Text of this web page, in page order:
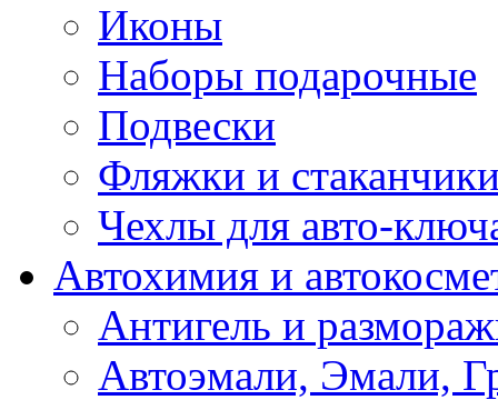
Иконы
Наборы подарочные
Подвески
Фляжки и
Чехлы для авто-
Автохимия и
Антигель и
Автоэмали, Эмали,